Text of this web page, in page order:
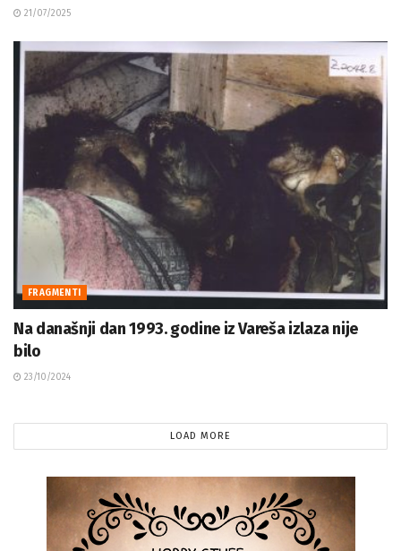
21/07/2025
FRAGMENTI
Na današnji dan 1993. godine iz Vareša izlaza nije
bilo
23/10/2024
LOAD MORE